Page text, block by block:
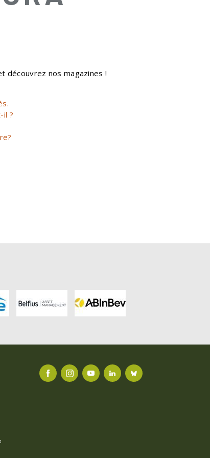
découvrez nos magazines !
il ?
FACEBOOKINSTAGRAMYOUTUBELINKEDINBLUESKY